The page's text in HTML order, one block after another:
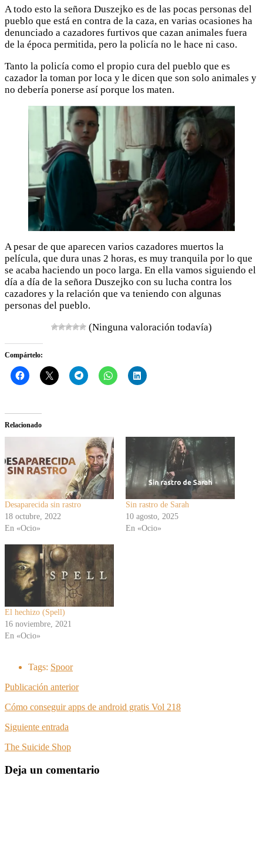
A todo esto la señora Duszejko es de las pocas personas del
pueblo que está en contra de la caza, en varias ocasiones ha
denunciado a cazadores furtivos que cazan animales fuera
de la época permitida, pero la policía no le hace ni caso.
Tanto la policía como el propio cura del pueblo que es
cazador la toman por loca y le dicen que son solo animales y
no debería ponerse así porque los maten.
A pesar de que aparecen varios cazadores muertos la
película, que dura unas 2 horas, es muy tranquila por lo que
se acaba haciendo un poco larga. En ella vamos siguiendo el
día a día de la señora Duszejko con su lucha contra los
cazadores y la relación que va teniendo con algunas
personas del pueblo.
(Ninguna valoración todavía)
Compártelo:
Relacionado
Desaparecida sin rastro
18 octubre, 2022
En «Ocio»
Sin rastro de Sarah
10 agosto, 2025
En «Ocio»
El hechizo (Spell)
16 noviembre, 2021
En «Ocio»
Tags: Spoor
Publicación anterior
Cómo conseguir apps de android gratis Vol 218
Siguiente entrada
The Suicide Shop
Deja un comentario